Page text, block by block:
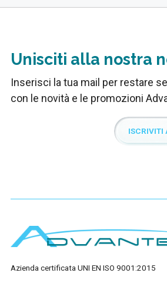
Unisciti alla nostra
Inserisci la tua mail per restare
con le novità e le promozioni
ISCRIVITI
Azienda certificata UNI EN ISO 9001:2015